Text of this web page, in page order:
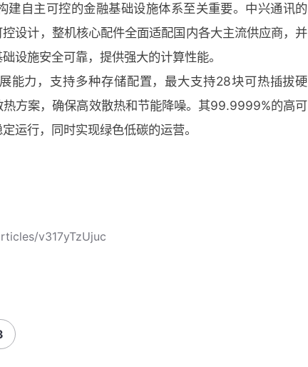
建自主可控的金融基础设施体系至关重要。中兴通讯的
设计，整机核心配件全面适配国内各大主流供应商，并
设施安全可靠，提供强大的计算性能。
能力，支持多种存储配置，最大支持28块可热插拔硬
方案，确保高效散热和节能降噪。其99.9999%的高可
运行，同时实现绿色低碳的运营。
v317yTzUjuc